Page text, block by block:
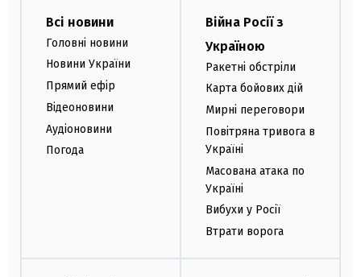
Всі новини
Головні новини
Новини України
Прямий ефір
Відеоновини
Аудіоновини
Погода
Війна Росії з
Україною
Ракетні обстріли
Карта бойових дій
Мирні переговори
Повітряна тривога в
Україні
Масована атака по
Україні
Вибухи у Росії
Втрати ворога